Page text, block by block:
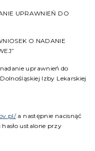
UPRAWNIEŃ DO
O NADANIE
uprawnień do
Izby Lekarskiej
a następnie nacisnąć
ustalone przy